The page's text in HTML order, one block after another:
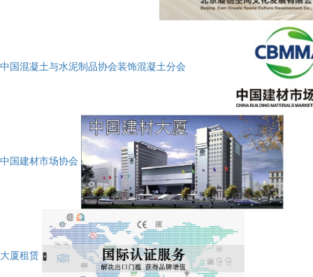
中国混凝土与水泥制品协会装饰混凝土分会
中国建材市场协会
大厦租赁